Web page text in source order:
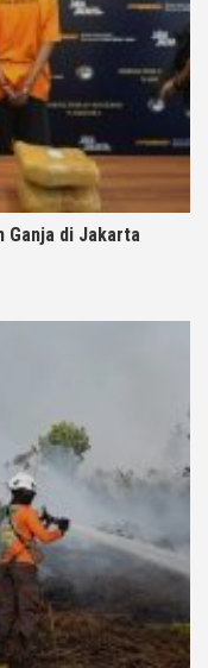
Ganja di Jakarta